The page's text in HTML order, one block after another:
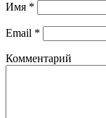
Имя *
Email *
Комментарий